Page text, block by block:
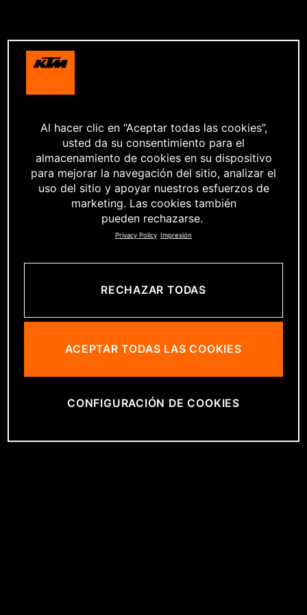
Al hacer clic en “Aceptar todas las cookies”,
usted da su consentimiento para el
almacenamiento de cookies en su dispositivo
para mejorar la navegación del sitio, analizar el
uso del sitio y apoyar nuestros esfuerzos de
marketing. Las cookies también
pueden rechazarse.
Privacy Policy Impresión
RECHAZAR TODAS
ACEPTAR TODAS LAS COOKIES
CONFIGURACIÓN DE COOKIES